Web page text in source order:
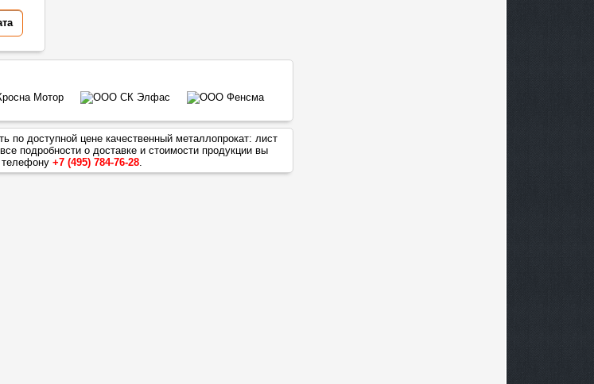
доступной цене качественный металлопрокат: лист
подробности о доставке и стоимости продукции вы
+7 (495) 784-76-28.